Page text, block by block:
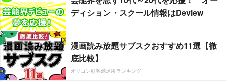
ディション・スクール情報はDeview
漫画読み放題サブスクおすすめ11選【徹
底比較】
オリコン顧客満足度ランキング